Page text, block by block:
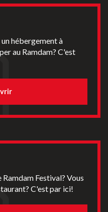
hébergement à
au Ramdam? C'est
Festival? Vous
C'est par ici!